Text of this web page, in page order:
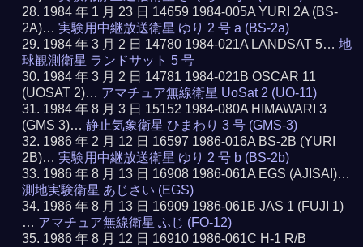
1984 年 1 月 23 日 14659 1984-005A YURI 2A (BS-
2A)…実験用中継放送衛星 ゆり 2 号 a (BS-2a)
1984 年 3 月 2 日 14780 1984-021A LANDSAT 5…地
球観測衛星 ランドサット 5 号
1984 年 3 月 2 日 14781 1984-021B OSCAR 11
(UOSAT 2)… アマチュア無線衛星 UoSat 2 (UO-11)
1984 年 8 月 3 日 15152 1984-080A HIMAWARI 3
(GMS 3)…静止気象衛星 ひまわり 3 号 (GMS-3)
1986 年 2 月 12 日 16597 1986-016A BS-2B (YURI
2B)…実験用中継放送衛星 ゆり 2 号 b (BS-2b)
1986 年 8 月 13 日 16908 1986-061A EGS (AJISAI)…
測地実験衛星 あじさい (EGS)
1986 年 8 月 13 日 16909 1986-061B JAS 1 (FUJI 1)
… アマチュア無線衛星 ふじ (FO-12)
1986 年 8 月 12 日 16910 1986-061C H-1 R/B